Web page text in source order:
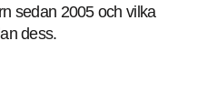
sedan 2005 och vilka
dess.